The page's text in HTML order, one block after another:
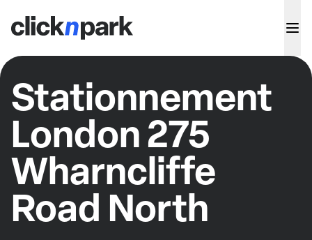
Stationnement
London 275
Wharncliffe
Road North